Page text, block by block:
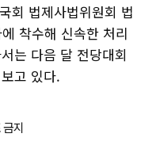
회 법제사법위원회 법
착수해 신속한 처리
는 다음 달 전당대회
고 있다.
지